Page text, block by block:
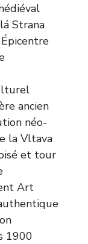
Strana
ancien
néo-
la Vltava
et tour
Art
1900